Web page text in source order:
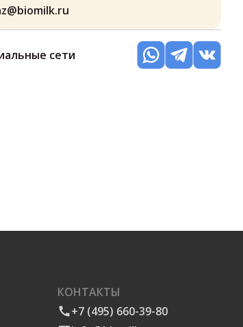
сети
КОНТАКТЫ
+7 (495) 660-39-80